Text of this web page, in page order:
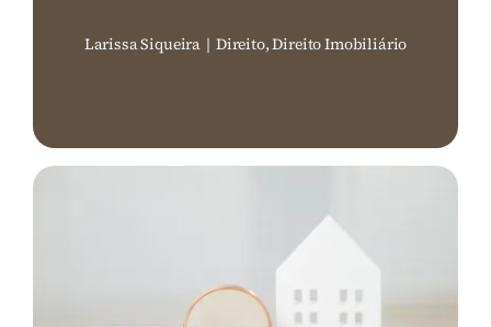
Larissa Siqueira | Direito,Direito Imobiliário